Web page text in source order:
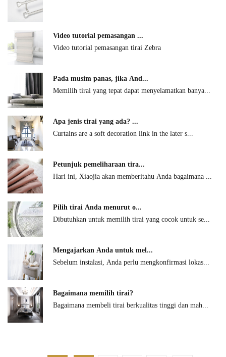
Video tutorial pemasangan ...
Video tutorial pemasangan tirai Zebra
Pada musim panas, jika And...
Memilih tirai yang tepat dapat menyelamatkan banya...
Apa jenis tirai yang ada? ...
Curtains are a soft decoration link in the later s...
Petunjuk pemeliharaan tira...
Hari ini, Xiaojia akan memberitahu Anda bagaimana ...
Pilih tirai Anda menurut o...
Dibutuhkan untuk memilih tirai yang cocok untuk se...
Mengajarkan Anda untuk mel...
Sebelum instalasi, Anda perlu mengkonfirmasi lokas...
Bagaimana memilih tirai?
Bagaimana membeli tirai berkualitas tinggi dan mah...